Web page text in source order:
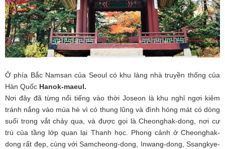
Ở phía Bắc Namsan của Seoul có khu làng nhà truyền thống của
Hàn Quốc Hanok-maeul.
Nơi đây đã từng nổi tiếng vào thời Joseon là khu nghỉ ngơi kiêm
tránh nắng vào mùa hè vì có thung lũng và đình hóng mát có dòng
suối trong vắt chảy qua, và được gọi là Cheonghak-dong, nơi cư
trú của tầng lớp quan lại Thanh học. Phong cảnh ở Cheonghak-
dong rất đẹp, cùng với Samcheong-dong, Inwang-dong, Ssangkye-